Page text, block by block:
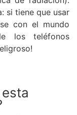
si tiene que usar
con el mundo
los teléfonos